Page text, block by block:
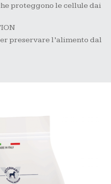
proteggono le cellule dai
preservare l’alimento dal